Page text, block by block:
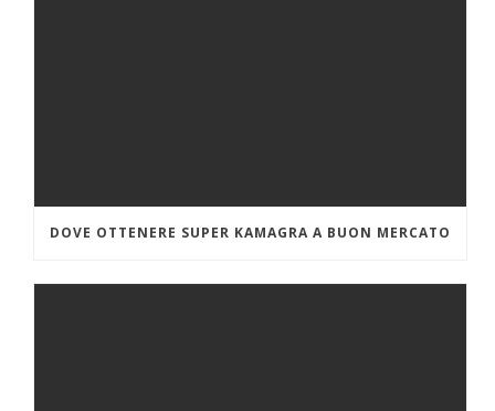
DOVE OTTENERE SUPER KAMAGRA A BUON MERCATO